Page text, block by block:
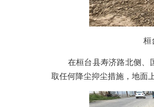
桓台
在桓台县寿济路北侧、国
取任何降尘抑尘措施，地面